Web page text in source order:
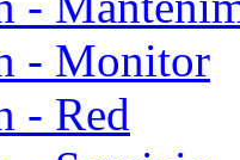
- Monitor
- Red